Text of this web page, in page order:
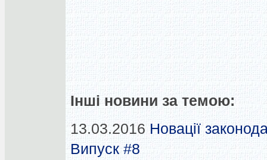
Інші новини за темою:
13.03.2016 Новації
Випуск #8